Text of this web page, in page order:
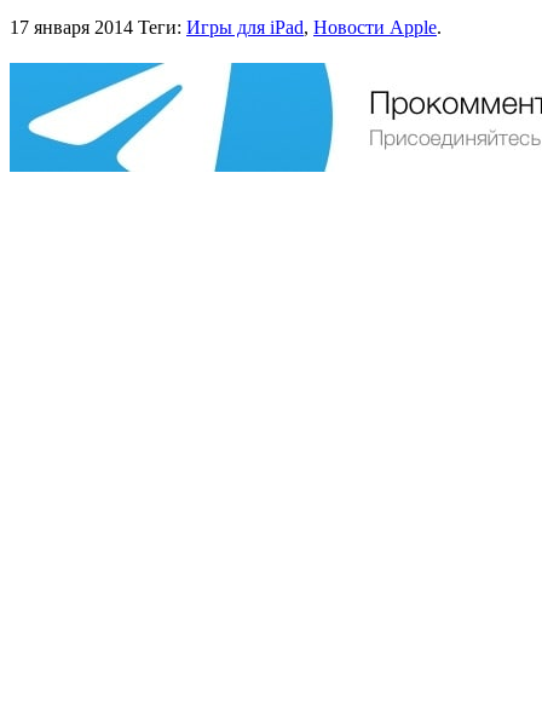
17 января 2014 Теги: Игры для iPad, Новости Apple.